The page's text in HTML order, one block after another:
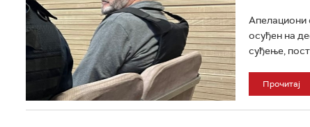
Апелациони
осуђен на
суђење,
Прочитај